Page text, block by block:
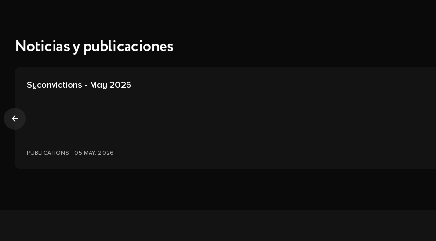
Noticias y publicaciones
Syconvictions - May 2026
PUBLICATIONS 05 MAY. 2026